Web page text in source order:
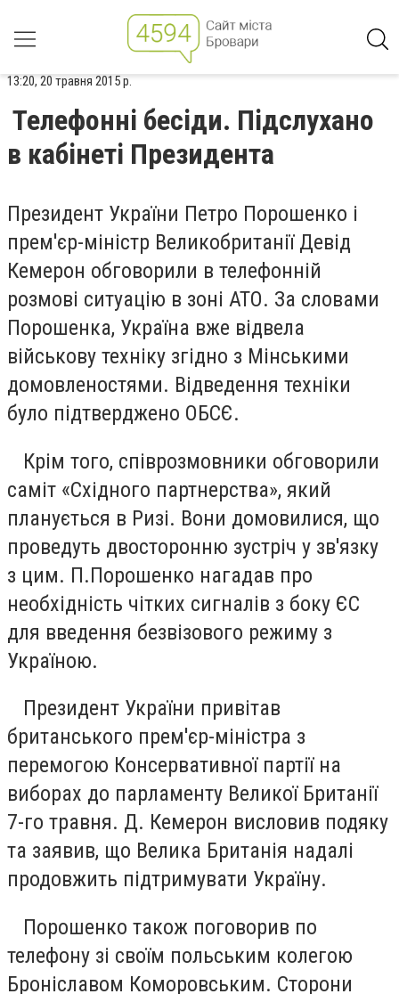
13:20, 20 травня 2015 р.
Телефонні бесіди. Підслухано
в кабінеті Президента
Президент України Петро Порошенко і
прем'єр-міністр Великобританії Девід
Кемерон обговорили в телефонній
розмові ситуацію в зоні АТО. За словами
Порошенка, Україна вже відвела
військову техніку згідно з Мінськими
домовленостями. Відведення техніки
було підтверджено ОБСЄ.
Крім того, співрозмовники обговорили
саміт «Східного партнерства», який
планується в Ризі. Вони домовилися, що
проведуть двосторонню зустріч у зв'язку
з цим. П.Порошенко нагадав про
необхідність чітких сигналів з боку ЄС
для введення безвізового режиму з
Україною.
Президент України привітав
британського прем'єр-міністра з
перемогою Консервативної партії на
виборах до парламенту Великої Британії
7-го травня. Д. Кемерон висловив подяку
та заявив, що Велика Британія надалі
продовжить підтримувати Україну.
Порошенко також поговорив по
телефону зі своїм польським колегою
Броніславом Коморовським. Сторони